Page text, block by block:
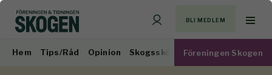
BLI MEDLEM
Hem Tips/Råd Opinion Skogsskötsel Virkesmarknad
Föreningen Skogen